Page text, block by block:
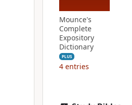
Mounce's
Complete
Expository
Dictionary
PLUS
4 entries